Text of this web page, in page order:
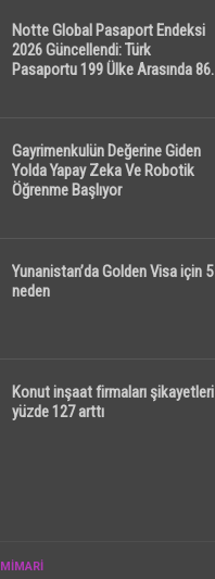
Notte Global Pasaport Endeksi
2026 Güncellendi: Türk
Pasaportu 199 Ülke Arasında 86.
Gayrimenkulün Değerine Giden
Yolda Yapay Zeka Ve Robotik
Öğrenme Başlıyor
Yunanistan’da Golden Visa için 5
neden
Konut inşaat firmaları şikayetleri
yüzde 127 arttı
MİMARİ